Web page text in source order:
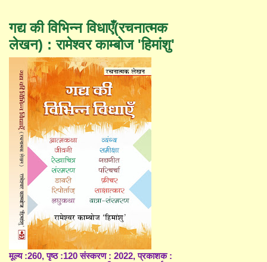
गद्य की विभिन्न विधाएँ(रचनात्मक
लेखन) : रामेश्वर काम्बोज 'हिमांशु'
मूल्य :260, पृष्ठ :120 संस्करण : 2022, प्रकाशक :